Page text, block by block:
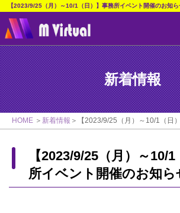
【2023/9/25（月）～10/1（日）】事務所イベント開催のお知
新着情報
HOME 新着情報 【2023/9/25（月）～10/1（日
【2023/9/25（月）～10/
所イベント開催のお知ら